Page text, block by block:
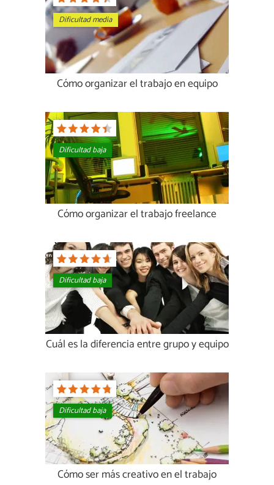
Dificultad media
Cómo organizar el trabajo en equipo
Dificultad baja
Cómo organizar el trabajo freelance
Dificultad baja
Cuál es la diferencia entre grupo y equipo
Dificultad baja
Cómo ser más creativo en el trabajo